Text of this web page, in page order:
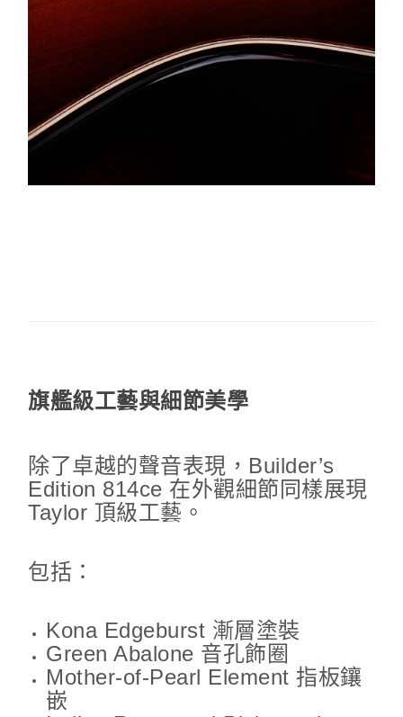
旗艦級工藝與細節美學
除了卓越的聲音表現，Builder’s
Edition 814ce 在外觀細節同樣展現
Taylor 頂級工藝。
包括：
Kona Edgeburst 漸層塗裝
Green Abalone 音孔飾圈
Mother-of-Pearl Element 指板鑲
嵌